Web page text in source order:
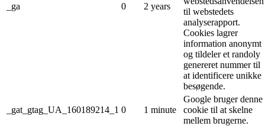
_ga 0 2 years
til webstedets
analyserapport.
Cookies lagrer
information anonymt
og tildeler et randoly
genereret nummer til
at identificere unikke
besøgende.
_gat_gtag_UA_160189214_1 0 1 minute
Google bruger denne
cookie til at skelne
mellem brugerne.